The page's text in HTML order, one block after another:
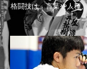
格闘技は、言葉や人種
ケ